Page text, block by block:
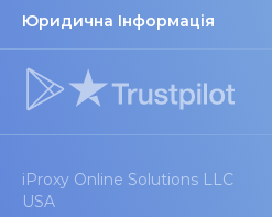
FAQ
Блог
Партнери та знижки
Рекомендовані пристрої
Юридична Інформація
Довіра та право
Налаштування файлів cookie
iProxy Online Solutions LLC
USA